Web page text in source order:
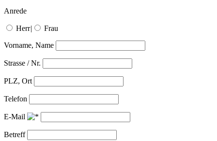
Anrede
Herr| Frau
Vorname, Name
Strasse / Nr.
PLZ, Ort
Telefon
E-Mail
Betreff